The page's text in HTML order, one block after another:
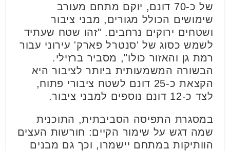
של כ-70 דונם, יוקם מתחם מעורב
שימושים הכולל מגורים, מבני ציבור
ושטחים ירוקים נרחבים. "זהו שטח שעתיד
לשמש כסוג של 'סנטרל פארק' עירוני עבור
רמת גן והאזור כולו", מסביר ברזילי.
הבשורה המשמעותית ביותר לציבור היא
הקצאת כ-25 דונם לשטח ציבורי פתוח,
לצד כ-12 דונם נוספים למבני ציבור.
במסגרת התפיסה הסביבתית, התוכנית
שמה דגש על שימור הקיים: חורשות העצים
הוותיקות במתחם יישמרו, וכך גם מבנים